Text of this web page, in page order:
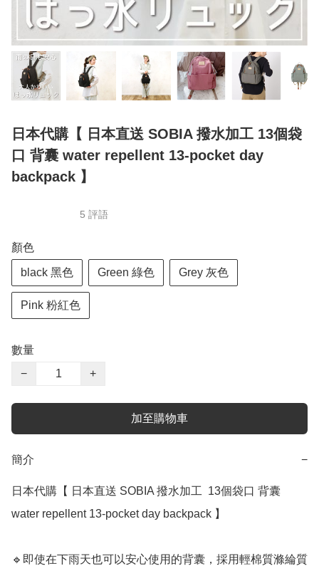
日本代購【 日本直送 SOBIA 撥水加工 13個袋
口 背囊 water repellent 13-pocket day
backpack 】
5 評語
顏色
black 黑色 Green 綠色 Grey 灰色
Pink 粉紅色
數量
−
+
加至購物車
簡介 −
日本代購【 日本直送 SOBIA 撥水加工  13個袋口 背囊
water repellent 13-pocket day backpack 】
🔹即使在下雨天也可以安心使用的背囊，採用輕棉質滌綸質